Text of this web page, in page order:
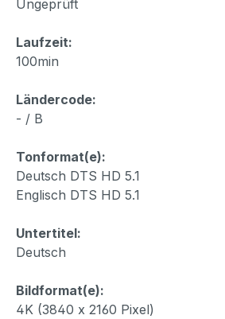
Ungeprüft
Laufzeit:
100min
Ländercode:
- / B
Tonformat(e):
Deutsch DTS HD 5.1
Englisch DTS HD 5.1
Untertitel:
Deutsch
Bildformat(e):
4K (3840 x 2160 Pixel)